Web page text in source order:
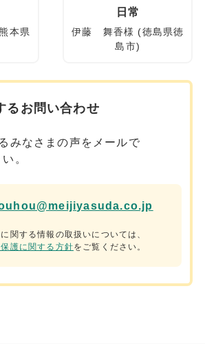
本県
日常
伊藤 舞香様 (徳島県徳
島市)
るお問い合わせ
みなさまの声をメールで
。
関する情報の取扱いについては、
護に関する方針をご覧ください。